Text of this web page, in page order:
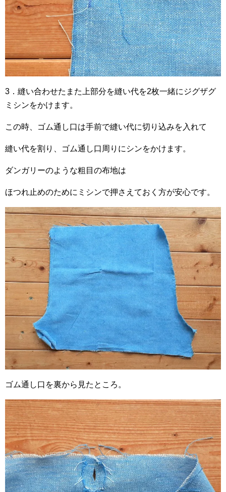
3．縫い合わせたまた上部分を縫い代を2枚一緒にジグザグ
ミシンをかけます。
この時、ゴム通し口は手前で縫い代に切り込みを入れて
縫い代を割り、ゴム通し口周りにシンをかけます。
ダンガリーのような粗目の布地は
ほつれ止めのためにミシンで押さえておく方が安心です。
ゴム通し口を裏から見たところ。